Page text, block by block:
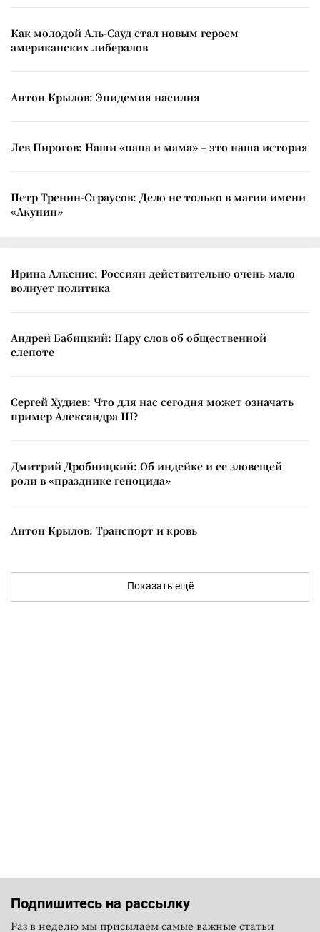
Как молодой Аль-Сауд стал новым героем
американских либералов
Антон Крылов: Эпидемия насилия
Лев Пирогов: Наши «папа и мама» – это наша история
Петр Тренин-Страусов: Дело не только в магии имени
«Акунин»
Ирина Алкснис: Россиян действительно очень мало
волнует политика
Андрей Бабицкий: Пару слов об общественной
слепоте
Сергей Худиев: Что для нас сегодня может означать
пример Александра III?
Дмитрий Дробницкий: Об индейке и ее зловещей
роли в «празднике геноцида»
Антон Крылов: Транспорт и кровь
Показать ещё
Подпишитесь на рассылку
Раз в неделю мы присылаем самые важные статьи